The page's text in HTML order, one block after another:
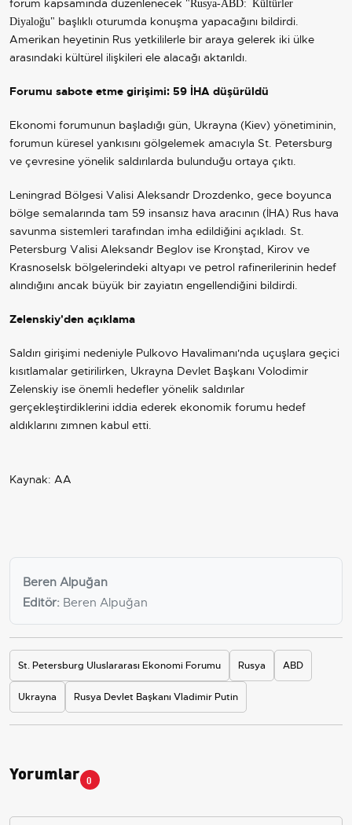
forum kapsamında düzenlenecek "Rusya-ABD: Kültürler
Diyaloğu" başlıklı oturumda konuşma yapacağını bildirdi.
Amerikan heyetinin Rus yetkililerle bir araya gelerek iki ülke
arasındaki kültürel ilişkileri ele alacağı aktarıldı.
Forumu sabote etme girişimi: 59 İHA düşürüldü
Ekonomi forumunun başladığı gün, Ukrayna (Kiev) yönetiminin,
forumun küresel yankısını gölgelemek amacıyla St. Petersburg
ve çevresine yönelik saldırılarda bulunduğu ortaya çıktı.
Leningrad Bölgesi Valisi Aleksandr Drozdenko, gece boyunca
bölge semalarında tam 59 insansız hava aracının (İHA) Rus hava
savunma sistemleri tarafından imha edildiğini açıkladı. St.
Petersburg Valisi Aleksandr Beglov ise Kronştad, Kirov ve
Krasnoselsk bölgelerindeki altyapı ve petrol rafinerilerinin hedef
alındığını ancak büyük bir zayiatın engellendiğini bildirdi.
Zelenskiy'den açıklama
Saldırı girişimi nedeniyle Pulkovo Havalimanı'nda uçuşlara geçici
kısıtlamalar getirilirken, Ukrayna Devlet Başkanı Volodimir
Zelenskiy ise önemli hedefler yönelik saldırılar
gerçekleştirdiklerini iddia ederek ekonomik forumu hedef
aldıklarını zımnen kabul etti.
Kaynak: AA
Beren Alpuğan
Editör: Beren Alpuğan
St. Petersburg Uluslararası Ekonomi Forumu Rusya ABD
Ukrayna Rusya Devlet Başkanı Vladimir Putin
Yorumlar 0